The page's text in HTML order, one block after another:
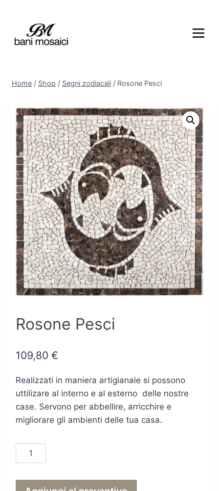
Home / Shop / Segni zodiacali / Rosone Pesci
Rosone Pesci
109,80 €
Realizzati in maniera artigianale si possono
uttilizare al interno e al esterno delle nostre
case. Servono per abbellire, arricchire e
migliorare gli ambienti delle tua casa.
Rosone
Pesci